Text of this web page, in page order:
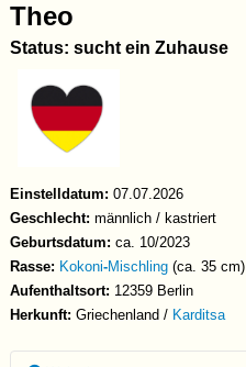
Theo
Status: sucht ein Zuhause
Einstelldatum: 07.07.2026
Geschlecht: männlich / kastriert
Geburtsdatum: ca. 10/2023
Rasse: Kokoni-Mischling (ca. 35 cm)
Aufenthaltsort: 12359 Berlin
Herkunft: Griechenland / Karditsa